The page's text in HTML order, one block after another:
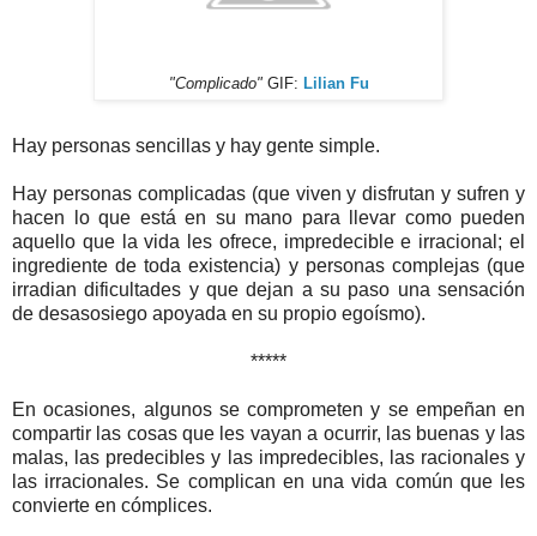
"Complicado"GIF: Lilian Fu
Hay personas sencillas y hay gente simple.
Hay personas complicadas (que viven y disfrutan y sufren y
hacen lo que está en su mano para llevar como pueden
aquello que la vida les ofrece, impredecible e irracional; el
ingrediente de toda existencia) y personas complejas (que
irradian dificultades y que dejan a su paso una sensación
de desasosiego apoyada en su propio egoísmo).
*****
En ocasiones, algunos se comprometen y se empeñan en
compartir las cosas que les vayan a ocurrir, las buenas y las
malas, las predecibles y las impredecibles, las racionales y
las irracionales. Se complican en una vida común que les
convierte en cómplices.